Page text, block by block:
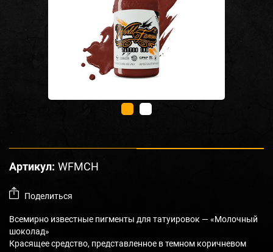
Артикул: WFMCH
Поделиться
Всемирно известные пигменты для татуировок — «Молочный
шоколад»
Красящее средство, представленное в темном коричневом